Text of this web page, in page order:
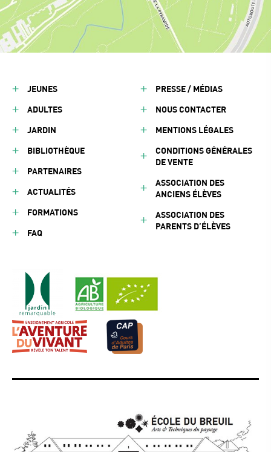
JEUNES
ADULTES
JARDIN
BIBLIOTHÈQUE
PARTENAIRES
ACTUALITÉS
FORMATIONS
FAQ
PRESSE / MÉDIAS
NOUS CONTACTER
MENTIONS LÉGALES
CONDITIONS GÉNÉRALES
DE VENTE
ASSOCIATION DES
ANCIENS ÉLÈVES
ASSOCIATION DES
PARENTS D’ÉLÈVES